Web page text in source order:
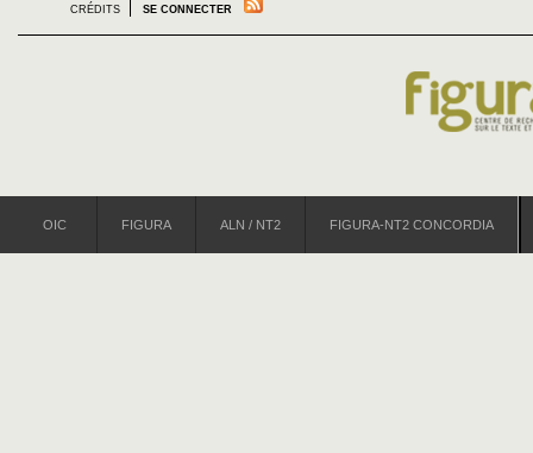
CRÉDITS SE CONNECTER
OIC FIGURA ALN / NT2 FIGURA-NT2 CONCORDIA